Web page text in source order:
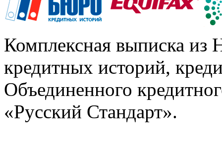
Комплексная выписка из
кредитных историй,
Объединенного
«Русский Стандарт».